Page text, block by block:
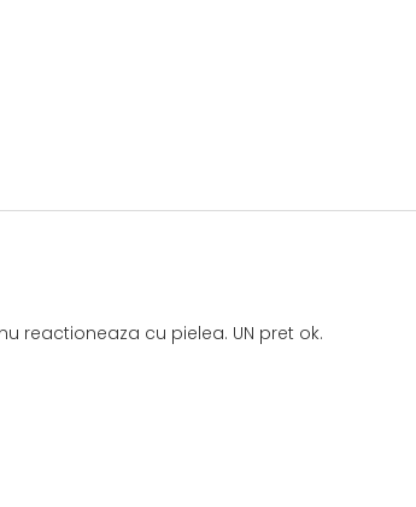
reactioneaza cu pielea. UN pret ok.